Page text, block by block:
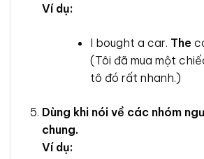
Ví dụ:
I bought a car. The
(Tôi đã mua một
tô đó rất nhanh.)
Dùng khi nói về các nhóm
chung.
Ví dụ: